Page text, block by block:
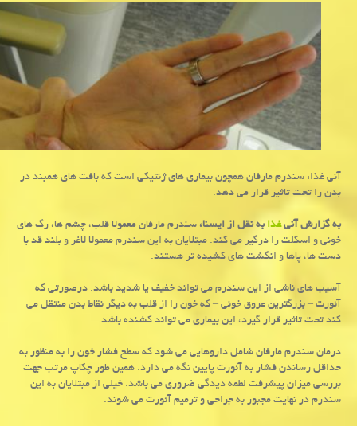
آنی غذا: سندرم مارفان همچون بیماری های ژنتیكی است كه بافت های همبند در
بدن را تحت تاثیر قرار می دهد.
به گزارش آنیغذابه نقل از ایسنا،سندرم مارفان معمولا قلب، چشم ها، رگ های
خونی و اسكلت را درگیر می كند. مبتلایان به این سندرم معمولا لاغر و بلند قد با
دست ها، پاها و انگشت های كشیده تر هستند.
آسیب های ناشی از این سندرم می تواند خفیف یا شدید باشد. درصورتی كه
آئورت – بزرگترین عروق خونی – كه خون را از قلب به دیگر نقاط بدن منتقل می
كند تحت تاثیر قرار گیرد، این بیماری می تواند كشنده باشد.
درمان سندرم مارفان شامل داروهایی می شود كه سطح فشار خون را به منظور به
حداقل رساندن فشار به آئورت پایین نگه می دارد. همین طور چكاپ مرتب جهت
بررسی میزان پیشرفت لطمه دیدگی ضروری می باشد. خیلی از مبتلایان به این
سندرم در نهایت مجبور به جراحی و ترمیم آئورت می شوند.